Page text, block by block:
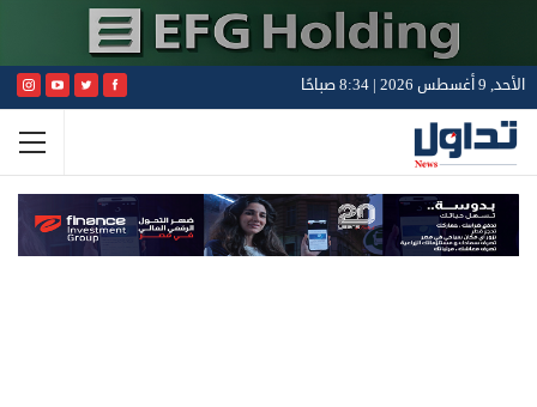
الأحد, 9 أغسطس 2026 | 8:34 صباحًا